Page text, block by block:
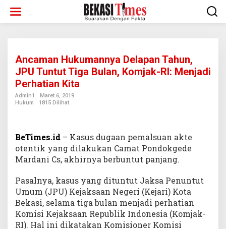
konten
Ancaman Hukumannya Delapan Tahun,
JPU Tuntut Tiga Bulan, Komjak-RI: Menjadi
Perhatian Kita
Admin1
Maret 6, 2019
Hukum
1815 Dilihat
BeTimes.id – Kasus dugaan pemalsuan akte
otentik yang dilakukan Camat Pondokgede
Mardani Cs, akhirnya berbuntut panjang.
Pasalnya, kasus yang dituntut Jaksa Penuntut
Umum (JPU) Kejaksaan Negeri (Kejari) Kota
Bekasi, selama tiga bulan menjadi perhatian
Komisi Kejaksaan Republik Indonesia (Komjak-
RI). Hal ini dikatakan Komisioner Komisi